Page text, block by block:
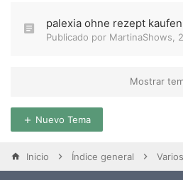
palexia ohne rezept
Publicado por MartinaShows
Mostrar
Nuevo Tema
Inicio Índice general Varios